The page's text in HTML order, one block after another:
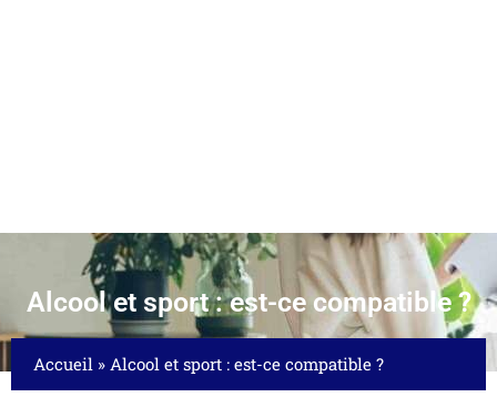
Alcool et sport : est-ce compatible ?
Accueil » Alcool et sport : est-ce compatible ?